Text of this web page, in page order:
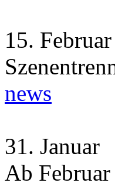
15. Februar
news
31. Januar
Ab